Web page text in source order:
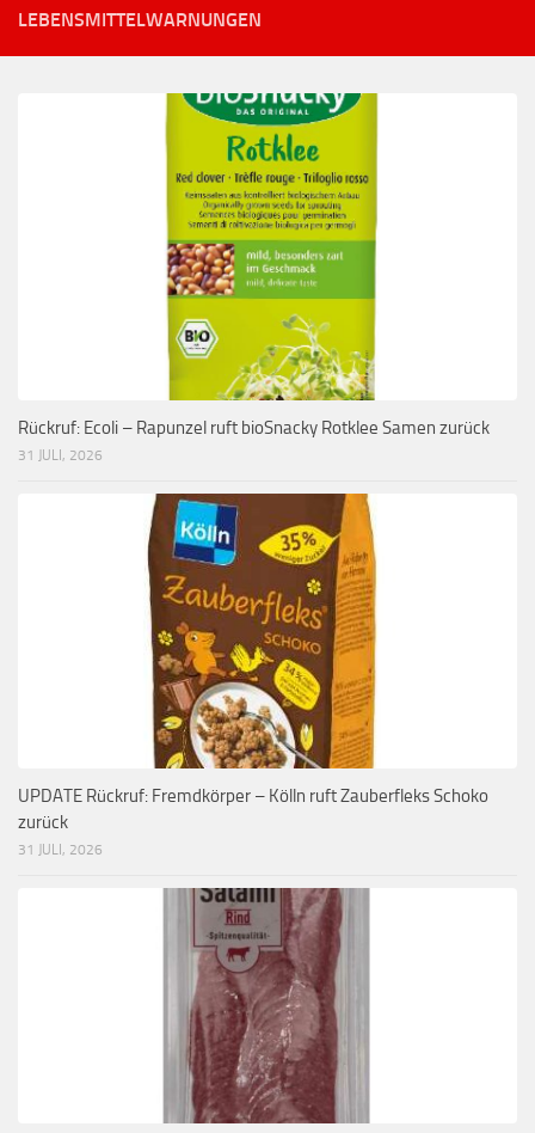
LEBENSMITTELWARNUNGEN
Rückruf: Ecoli – Rapunzel ruft bioSnacky Rotklee Samen zurück
31 JULI, 2026
UPDATE Rückruf: Fremdkörper – Kölln ruft Zauberfleks Schoko
zurück
31 JULI, 2026